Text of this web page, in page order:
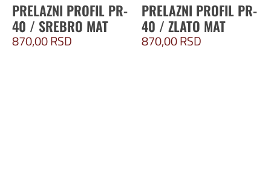
PRELAZNI PROFIL PR-
40 / SREBRO MAT
870,00RSD
PRELAZNI PROFIL PR-
40 / ZLATO MAT
870,00RSD